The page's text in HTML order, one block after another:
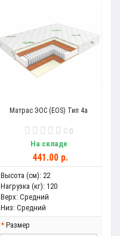
Матрас ЭОС (EOS) Тип 4а
0
На складе
441.00 р.
Высота (см): 22
Нагрузка (кг): 120
Верх: Средний
Низ: Средний
Размер